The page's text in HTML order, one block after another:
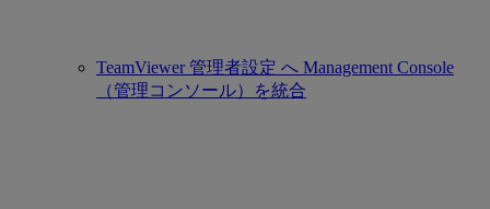
TeamViewer 管理者設定 へ Management Console
（管理コンソール）を統合